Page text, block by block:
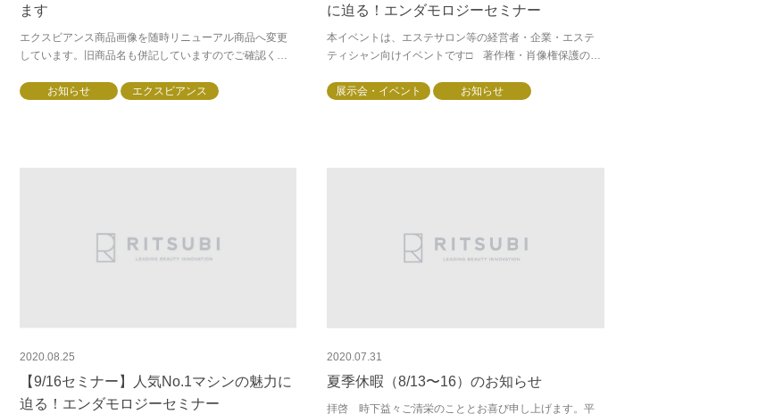
ます
エクスビアンス商品画像を随時リニューアル商品へ変更
しています。旧商品名も併記していますのでご確認くだ
す。
お知らせ エクスビアンス
に迫る！エンダモロジーセミナー
本イベントは、エステサロン等の経営者・企業・エステ
ティシャン向けイベントです□ 著作権・肖像権保護の
いただきます。□器メーカー、ディーラーを問...
展示会・イベント お知らせ
2020.08.25
【9/16セミナー】人気No.1マシンの魅力に
迫る！エンダモロジーセミナー
2020.07.31
夏季休暇（8/13〜16）のお知らせ
拝啓 時下益々ご清栄のこととお喜び申し上げます。平